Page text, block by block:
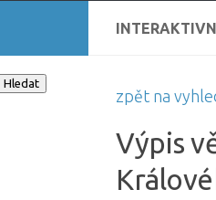
zpět na
Výpis
Hledat